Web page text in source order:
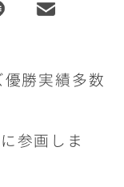
勝実績多数
参画しま